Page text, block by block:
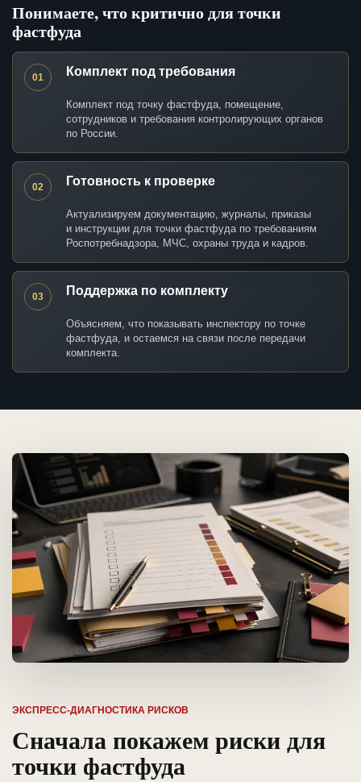
Понимаете, что критично для точки
фастфуда
01 Комплект под требования
Комплект под точку фастфуда, помещение,
сотрудников и требования контролирующих органов
по России.
02 Готовность к проверке
Актуализируем документацию, журналы, приказы
и инструкции для точки фастфуда по требованиям
Роспотребнадзора, МЧС, охраны труда и кадров.
03 Поддержка по комплекту
Объясняем, что показывать инспектору по точке
фастфуда, и остаемся на связи после передачи
комплекта.
ЭКСПРЕСС-ДИАГНОСТИКА РИСКОВ
Сначала покажем риски для
точки фастфуда